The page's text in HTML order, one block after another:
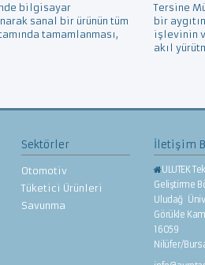
bilgisayar
sanal bir ürünün tüm
tamamlanması,
Tersine
bir
işlevinin
akıl
Sektörler
Otomotiv
Tüketici Ürünleri
Savunma
İletişim
ULUTEK
Geliştirme
Uludağ
Görükle
16059
Nilüfer/